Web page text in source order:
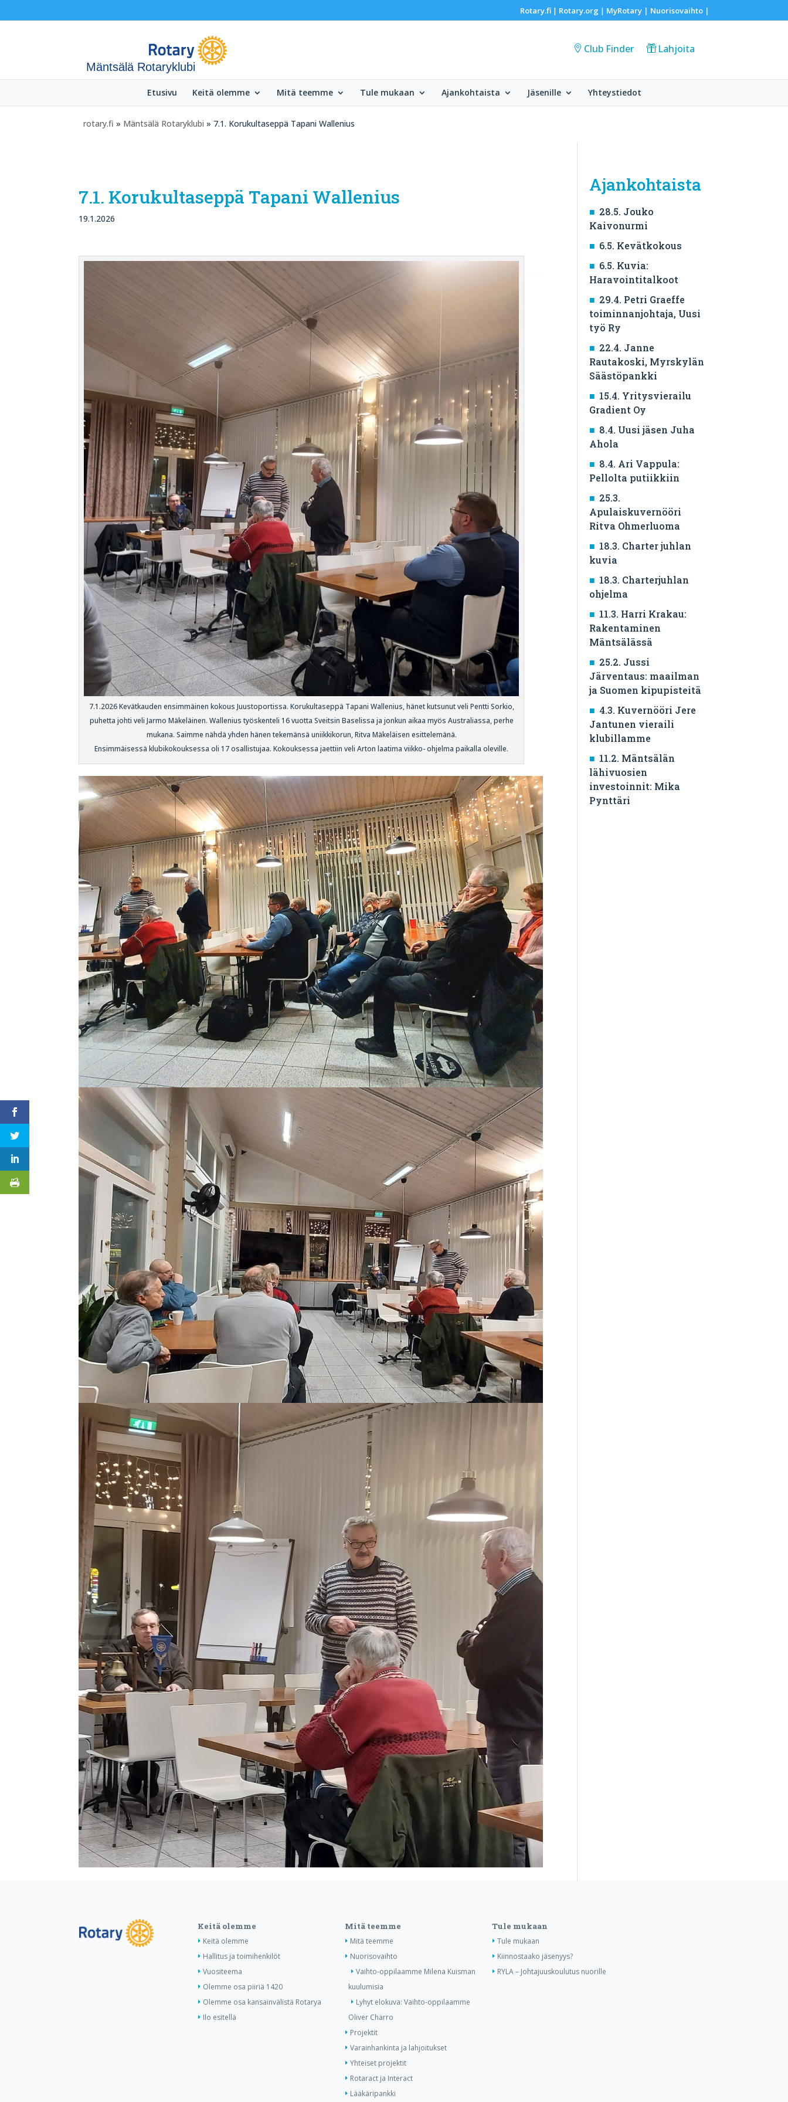
Rotary.fi| Rotary.org | MyRotary | Nuorisovaihto|
Mäntsälä Rotaryklubi
Club Finder Lahjoita
Etusivu Keitä olemme Mitä teemme Tule mukaan Ajankohtaista Jäsenille Yhteystiedot
rotary.fi » Mäntsälä Rotaryklubi » 7.1. Korukultaseppä Tapani Wallenius
7.1. Korukultaseppä Tapani Wallenius
19.1.2026
7.1.2026 Kevätkauden ensimmäinen kokous Juustoportissa. Korukultaseppä Tapani Wallenius, hänet kutsunut veli Pentti Sorkio,
puhetta johti veli Jarmo Mäkeläinen. Wallenius työskenteli 16 vuotta Sveitsin Baselissa ja jonkun aikaa myös Australiassa, perhe
mukana. Saimme nähdä yhden hänen tekemänsä uniikkikorun, Ritva Mäkeläisen esittelemänä.
Ensimmäisessä klubikokouksessa oli 17 osallistujaa. Kokouksessa jaettiin veli Arton laatima viikko- ohjelma paikalla oleville.
Ajankohtaista
28.5. Jouko
Kaivonurmi
6.5. Kevätkokous
6.5. Kuvia:
Haravointitalkoot
29.4. Petri Graeffe
toiminnanjohtaja, Uusi
työ Ry
22.4. Janne
Rautakoski, Myrskylän
Säästöpankki
15.4. Yritysvierailu
Gradient Oy
8.4. Uusi jäsen Juha
Ahola
8.4. Ari Vappula:
Pellolta putiikkiin
25.3.
Apulaiskuvernööri
Ritva Ohmerluoma
18.3. Charter juhlan
kuvia
18.3. Charterjuhlan
ohjelma
11.3. Harri Krakau:
Rakentaminen
Mäntsälässä
25.2. Jussi
Järventaus: maailman
ja Suomen kipupisteitä
4.3. Kuvernööri Jere
Jantunen vieraili
klubillamme
11.2. Mäntsälän
lähivuosien
investoinnit: Mika
Pynttäri
Keitä olemme
Keitä olemme
Hallitus ja toimihenkilöt
Vuositeema
Olemme osa piiriä 1420
Olemme osa kansainvälistä Rotarya
Ilo esitellä
Mitä teemme
Mitä teemme
Nuorisovaihto
Vaihto-oppilaamme Milena Kuisman
kuulumisia
Lyhyt elokuva: Vaihto-oppilaamme
Oliver Charro
Projektit
Varainhankinta ja lahjoitukset
Yhteiset projektit
Rotaract ja Interact
Lääkäripankki
Tule mukaan
Tule mukaan
Kiinnostaako jäsenyys?
RYLA – Johtajuuskoulutus nuorille